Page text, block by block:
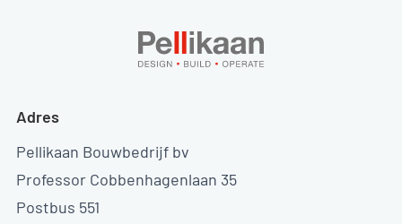
Adres
Pellikaan Bouwbedrijf bv
Professor Cobbenhagenlaan 35
Postbus 551